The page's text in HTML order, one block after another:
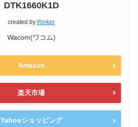
DTK1660K1D
created by Rinker
Wacom(ワコム)
Amazon
楽天市場
Yahooショッピング